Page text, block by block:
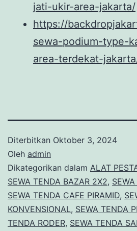
jati-ukir-area-jakarta/
https://
sewa-podium-type-
area-terdekat-
Diterbitkan Oktober 3, 2024
Oleh admin
Dikategorikan dalam ALAT
SEWA TENDA BAZAR 2X2,
SEWA TENDA CAFE PIRAMID,
KONVENSIONAL, SEWA TENDA
TENDA RODER, SEWA TENDA